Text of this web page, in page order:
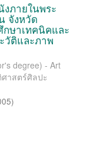
ภายในพระ
จังหวัด
ษาเทคนิคและ
วัติและภาพ
degree) - Art
าสตร์ศิลปะ
)